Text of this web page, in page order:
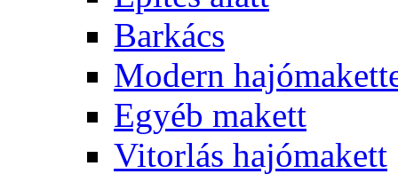
Barkács
Modern
Egyéb makett
Vitorlás hajómakett